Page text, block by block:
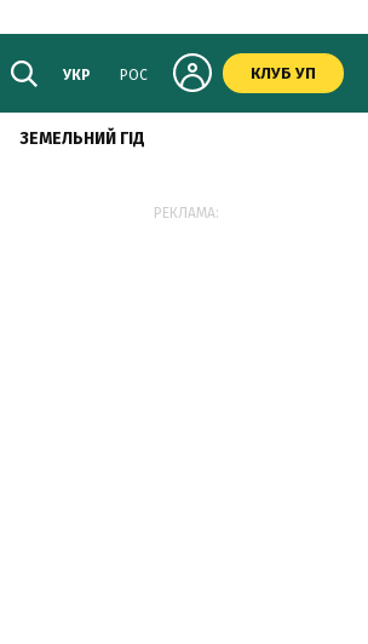
УКР РОС КЛУБ УП
ЗЕМЕЛЬНИЙ ГІД
РЕКЛАМА: